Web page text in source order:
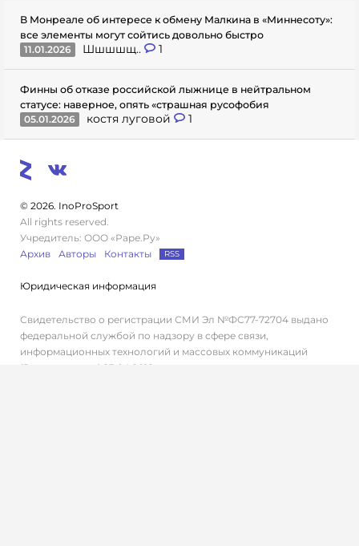
В Монреале об интересе к обмену Малкина в «Миннесоту»:
все элементы могут сойтись довольно быстро
11.01.2026
Шшшшщ.. 1
Финны об отказе российской лыжнице в нейтральном
статусе: наверное, опять «страшная русофобия
05.01.2026
костя луговой 1
© 2026. InoProSport
All rights reserved.
Учредитель: ООО «Раре.Ру»
Архив
Авторы Контакты RSS
Юридическая информация
Свидетельство о регистрации СМИ Эл №ФС77-72704 выдано
федеральной службой по надзору в сфере связи,
информационных технологий и массовых коммуникаций
(Роскомнадзор) 23.04.2018 г.